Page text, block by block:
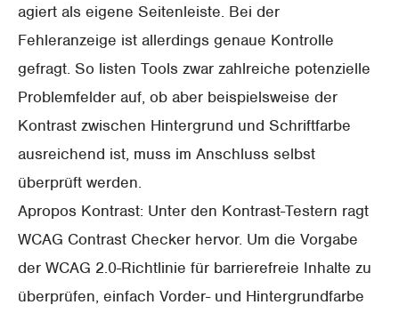
agiert als eigene Seitenleiste. Bei der
Fehleranzeige ist allerdings genaue Kontrolle
gefragt. So listen Tools zwar zahlreiche potenzielle
Problemfelder auf, ob aber beispielsweise der
Kontrast zwischen Hintergrund und Schriftfarbe
ausreichend ist, muss im Anschluss selbst
überprüft werden.
Apropos Kontrast: Unter den Kontrast-Testern ragt
WCAG Contrast Checker hervor. Um die Vorgabe
der WCAG 2.0-Richtlinie für barrierefreie Inhalte zu
überprüfen, einfach Vorder- und Hintergrundfarbe